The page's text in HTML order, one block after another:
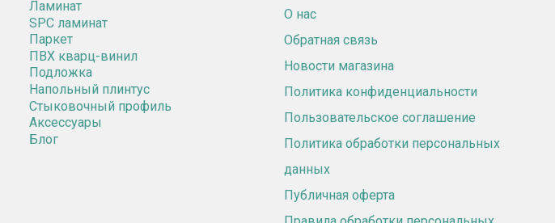
Ламинат
SPC ламинат
Паркет
ПВХ кварц-винил
Подложка
Напольный плинтус
Стыковочный профиль
Аксессуары
Блог
О нас
Обратная связь
Новости магазина
Политика конфиденциальности
Пользовательское соглашение
Политика обработки персональных
данных
Публичная оферта